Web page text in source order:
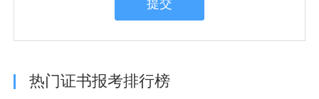
提交
热门证书报考排行榜